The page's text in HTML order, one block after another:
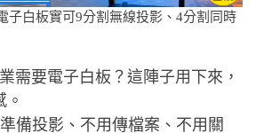
子白板實可9分割無線投影、4分割同時
需要電子白板？這陣子用下來，
備投影、不用傳檔案、不用關